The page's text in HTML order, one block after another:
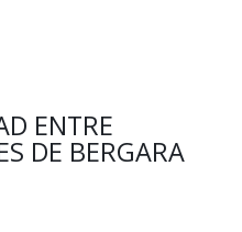
ENTRE
DE BERGARA